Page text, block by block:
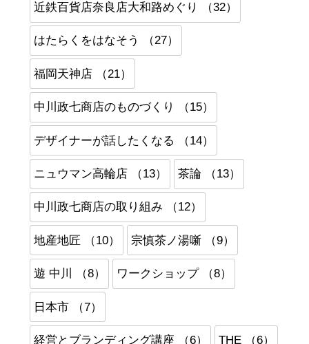
近鉄百貨店奈良店大和路めぐり （32）
はたらくをはなそう （27）
福岡天神店 （21）
中川政七商店のものづくり （15）
デザイナーが話したくなる （14）
ニュウマン高輪店 （13） 茶論 （13）
中川政七商店の取り組み （12）
地産地匠 （10） 宗慎茶ノ湯噺 （9）
遊 中川 （8） ワークショップ （8）
日本市 （7）
経営とブランディング講座 （6） THE （6）